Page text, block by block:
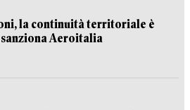
la continuità territoriale è
sanziona Aeroitalia